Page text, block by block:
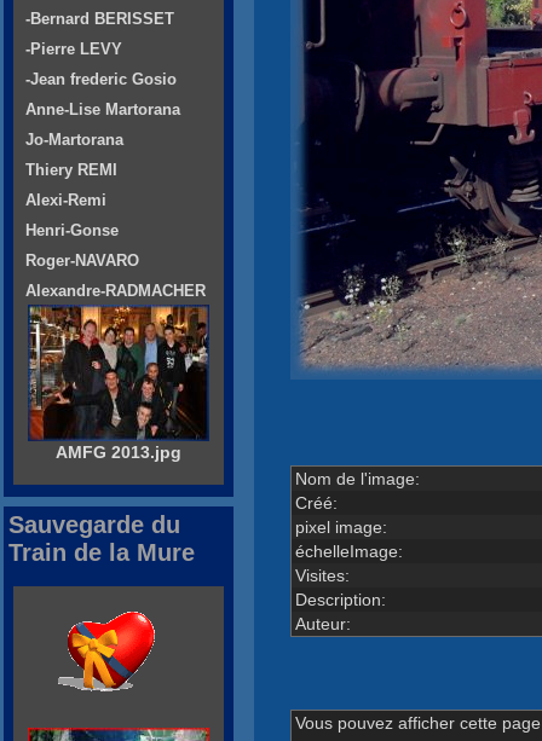
Nom de l'image:
Créé:
pixel image:
échelleImage:
Visites:
Description:
Auteur:
Vous pouvez afficher cette
-Bernard BERISSET
-Pierre LEVY
-Jean frederic Gosio
Anne-Lise Martorana
Jo-Martorana
Thiery REMI
Alexi-Remi
Henri-Gonse
Roger-NAVARO
Alexandre-RADMACHER
AMFG 2013.jpg
Sauvegarde du
Train de la Mure